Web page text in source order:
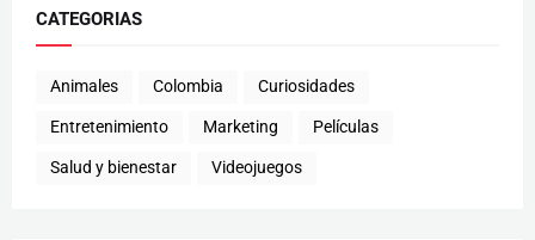
CATEGORIAS
Animales Colombia Curiosidades
Entretenimiento Marketing Películas
Salud y bienestar Videojuegos